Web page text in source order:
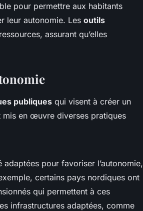
pour permettre aux habitants
leur autonomie. Les outils
assurant qu’elles
publiques qui visent à créer un
mis en œuvre diverses pratiques
pour favoriser l’autonomie,
certains pays nordiques ont
qui permettent à ces
infrastructures adaptées, comme